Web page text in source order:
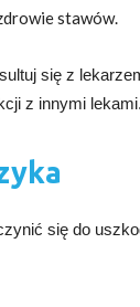
stawów.
się z
z innymi lekami.
się do